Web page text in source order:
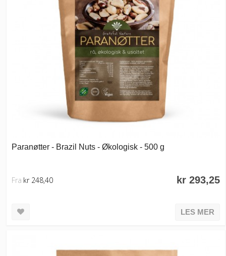
Paranøtter - Brazil Nuts - Økologisk - 500 g
kr 293,25
Fra kr 248,40
LES MER